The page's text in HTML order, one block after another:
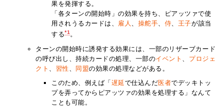
果を発揮する。
「各ターンの開始時」の効果を持ち、ピアッツァで使
用されうるカードは、 雇人 、 操舵手、 侍、 王子が該当
する*1 。
ターンの開始時に誘発する効果には、一部のリザーブカード
の呼び出し、持続カードの処理、一部のイベント
プロジェ
クト
習性 同盟の効果の処理などがある。
このため、例えば「遅延で仕込んだ医者でデッキトッ
プを弄ってからピアッツァの効果を処理する」なんて
ことも可能。